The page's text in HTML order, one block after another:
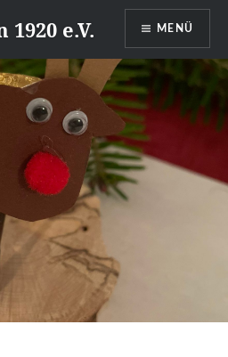
e.V. MENÜ